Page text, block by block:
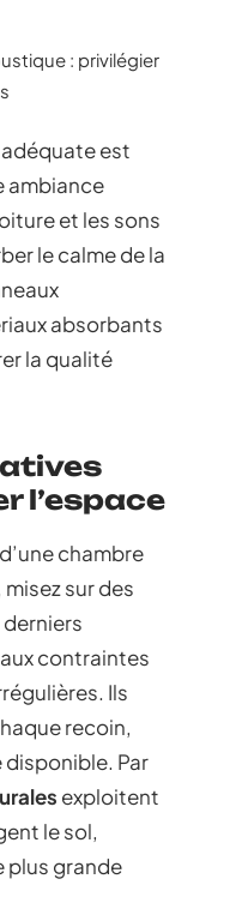
: privilégier
adéquate est
ambiance
et les sons
le calme de la
absorbants
la qualité
l’espace
chambre
sur des
derniers
contraintes
Ils
recoin,
disponible. Par
exploitent
le sol,
plus grande